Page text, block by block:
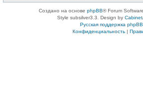
Создано на основе phpBB® Forum
Style subsilver3.3. Design by
Русская поддержка phpBB
Конфиденциальность|